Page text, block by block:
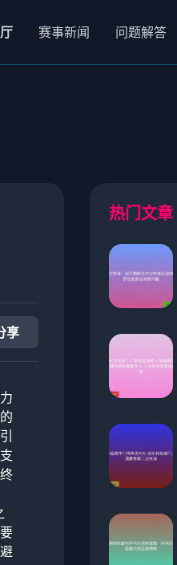
赛事新闻 问题解答
享
热门文章